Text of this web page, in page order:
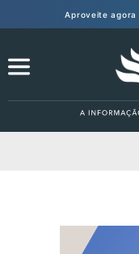
Aproveite agora